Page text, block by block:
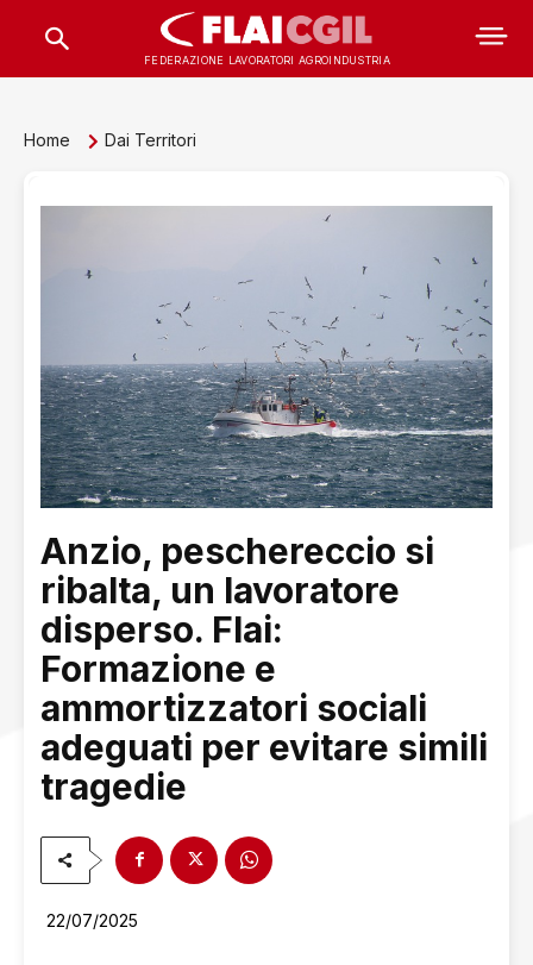
FEDERAZIONE LAVORATORI AGROINDUSTRIA
Home Dai Territori
Anzio, peschereccio si
ribalta, un lavoratore
disperso. Flai:
Formazione e
ammortizzatori sociali
adeguati per evitare simili
tragedie
22/07/2025